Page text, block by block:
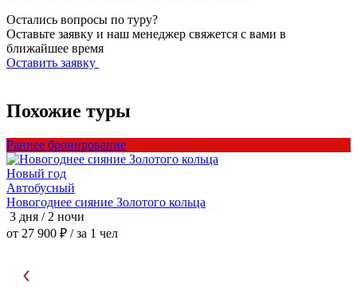
Остались вопросы по туру?
Оставьте заявку и наш менеджер свяжется с вами в
ближайшее время
Оставить заявку
Похожие туры
Раннее бронирование
Новый год
Автобусный
Новогоднее сияние Золотого кольца
3 дня / 2 ночи
от 27 900 ₽ / за 1 чел